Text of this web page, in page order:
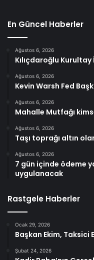
En Güncel Haberler
Ağustos 6, 2026
Kılıçdaroğlu
Ağustos 6, 2026
Kevin Warsh Fed
Ağustos 6, 2026
Mahalle Mutfağı
Ağustos 6, 2026
Taşı toprağı altın
Ağustos 6, 2026
7 gün içinde ödeme
uygulanacak
Rastgele Haberler
Ocak 29, 2026
Başkan Ekim, Taksici
Şubat 24, 2026